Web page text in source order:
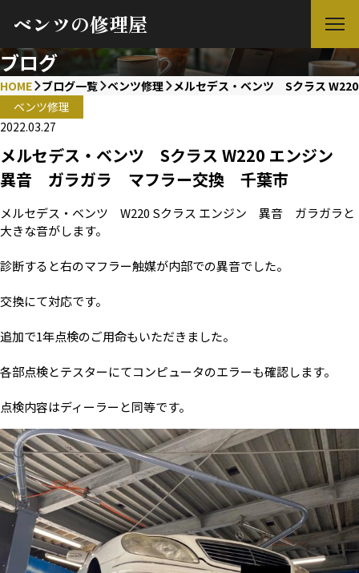
ベンツの修理屋
ブログ
HOME ブログ一覧 ベンツ修理
メルセデス・ベンツ Sクラス
ベンツ修理
2022.03.27
メルセデス・ベンツ Sクラス W220 エンジン
異音 ガラガラ マフラー交換 千葉市
メルセデス・ベンツ W220 Sクラス エンジン 異音 ガラガラと
大きな音がします。
診断すると右のマフラー触媒が内部での異音でした。
交換にて対応です。
追加で1年点検のご用命もいただきました。
各部点検とテスターにてコンピュータのエラーも確認します。
点検内容はディーラーと同等です。